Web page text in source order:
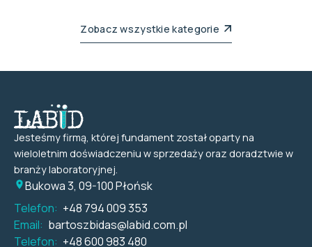
Zobacz wszystkie kategorie
Jesteśmy firmą, której fundament został oparty na
wieloletnim doświadczeniu w sprzedaży oraz doradztwie w
branży laboratoryjnej.
Bukowa 3, 09-100 Płońsk
Telefon: +48 794 009 353
Email: bartoszbidas@labid.com.pl
Telefon: +48 600 983 480